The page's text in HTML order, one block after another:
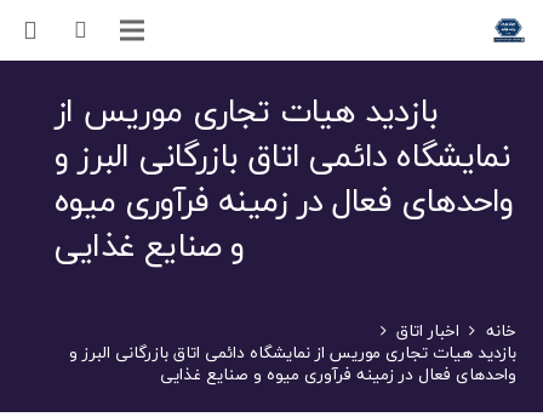
بازدید هیات تجاری موریس از
نمایشگاه دائمی اتاق بازرگانی البرز و
واحدهای فعال در زمینه فرآوری میوه
و صنایع غذایی
خانه اخبار اتاق
بازدید هیات تجاری موریس از نمایشگاه دائمی اتاق بازرگانی البرز و
واحدهای فعال در زمینه فرآوری میوه و صنایع غذایی